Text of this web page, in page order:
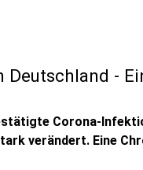
Deutschland -
Corona-
verändert. Eine